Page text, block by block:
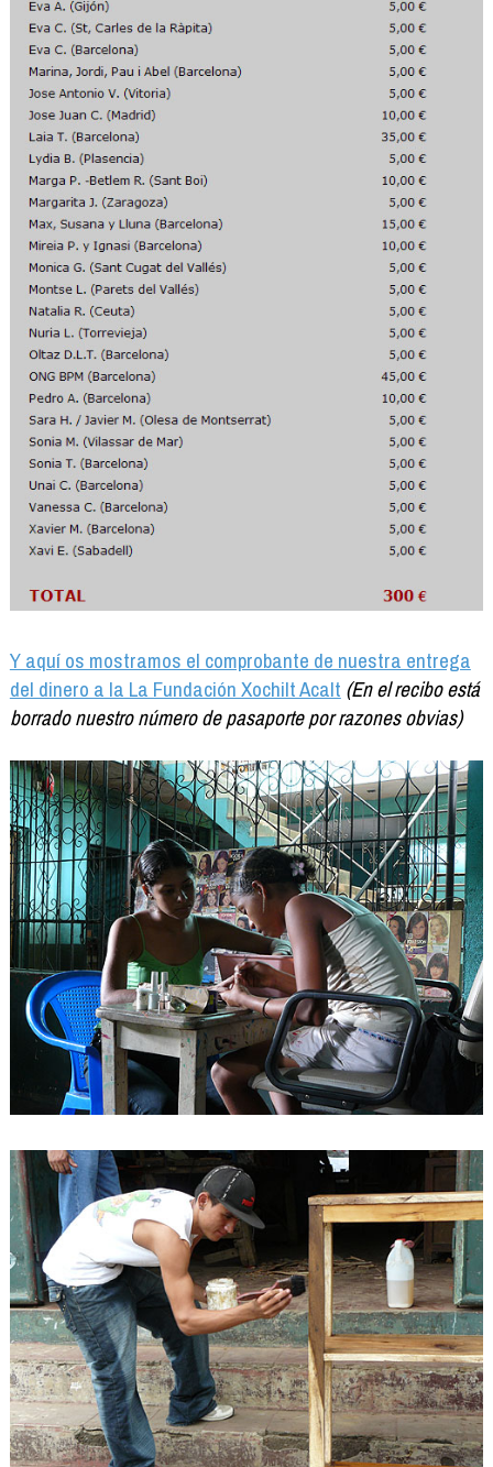
Y aquí os mostramos el comprobante de nuestra entrega
del dinero a la La Fundación Xochilt Acalt (En el recibo está
borrado nuestro número de pasaporte por razones obvias)